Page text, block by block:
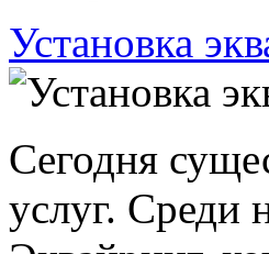
Установка
Сегодня
услуг. Среди